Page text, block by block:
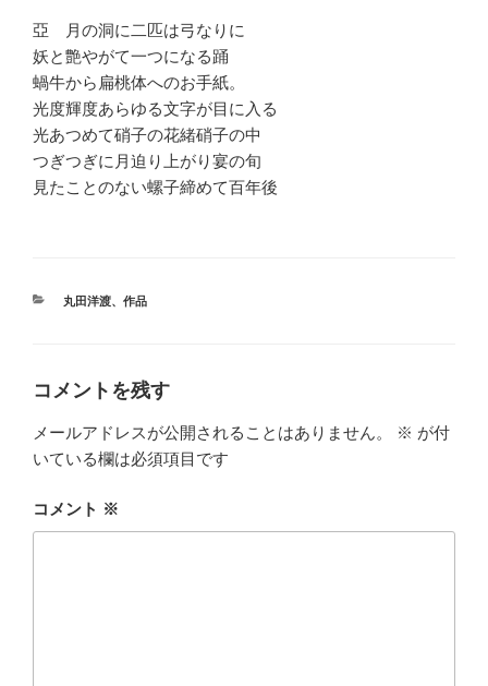
亞 月の洞に二匹は弓なりに
妖と艶やがて一つになる踊
蝸牛から扁桃体へのお手紙。
光度輝度あらゆる文字が目に入る
光あつめて硝子の花緒硝子の中
つぎつぎに月迫り上がり宴の旬
見たことのない螺子締めて百年後
カ
丸田洋渡、 作品
コメントを残す
メールアドレスが公開されることはありません。 ※ が付
いている欄は必須項目です
コメント ※